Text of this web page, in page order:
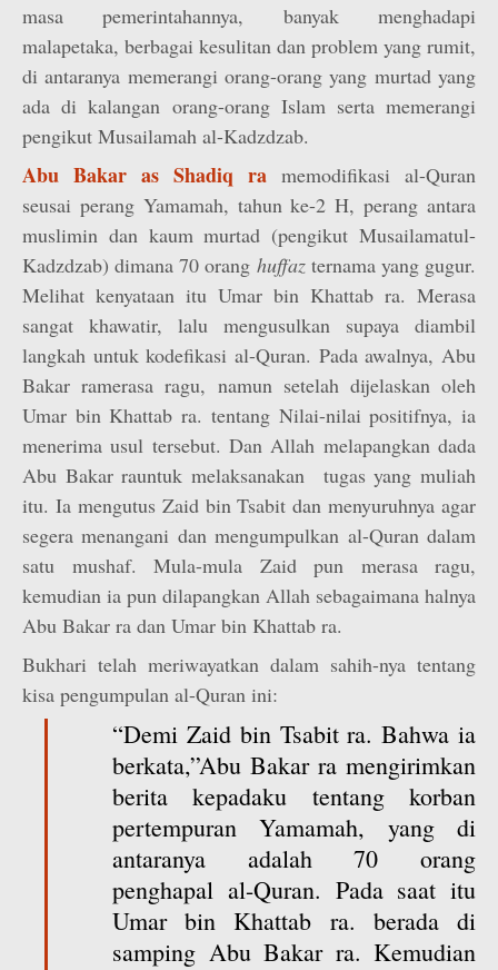
masa pemerintahannya, banyak menghadapi
malapetaka, berbagai kesulitan dan problem yang rumit,
di antaranya memerangi orang-orang yang murtad yang
ada di kalangan orang-orang Islam serta memerangi
pengikut Musailamah al-Kadzdzab.
Abu Bakar as Shadiq ra memodifikasi al-Quran
seusai perang Yamamah, tahun ke-2 H, perang antara
muslimin dan kaum murtad (pengikut Musailamatul-
Kadzdzab) dimana 70 orang huffaz ternama yang gugur.
Melihat kenyataan itu Umar bin Khattab ra. Merasa
sangat khawatir, lalu mengusulkan supaya diambil
langkah untuk kodefikasi al-Quran. Pada awalnya, Abu
Bakar ramerasa ragu, namun setelah dijelaskan oleh
Umar bin Khattab ra. tentang Nilai-nilai positifnya, ia
menerima usul tersebut. Dan Allah melapangkan dada
Abu Bakar rauntuk melaksanakan tugas yang muliah
itu. Ia mengutus Zaid bin Tsabit dan menyuruhnya agar
segera menangani dan mengumpulkan al-Quran dalam
satu mushaf. Mula-mula Zaid pun merasa ragu,
kemudian ia pun dilapangkan Allah sebagaimana halnya
Abu Bakar ra dan Umar bin Khattab ra.
Bukhari telah meriwayatkan dalam sahih-nya tentang
kisa pengumpulan al-Quran ini:
“Demi Zaid bin Tsabit ra. Bahwa ia
berkata,”Abu Bakar ra mengirimkan
berita kepadaku tentang korban
pertempuran Yamamah, yang di
antaranya adalah 70 orang
penghapal al-Quran. Pada saat itu
Umar bin Khattab ra. berada di
samping Abu Bakar ra. Kemudian